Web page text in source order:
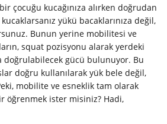
çocuğu kucağınıza alırken doğrudan
yükü bacaklarınıza değil,
Bunun yerine mobilitesi ve
squat pozisyonu alarak yerdeki
doğrulabilecek gücü bulunuyor. Bu
doğru kullanılarak yük bele değil,
mobilite ve esneklik tam olarak
öğrenmek ister misiniz? Hadi,